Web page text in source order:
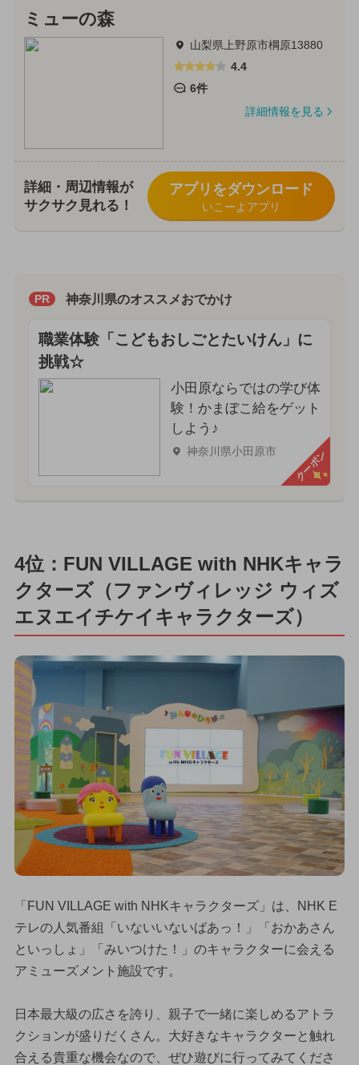
ミューの森
山梨県上野原市棡原13880
4.4
6件
詳細情報を見る
詳細・周辺情報が
サクサク見れる！
アプリをダウンロード
いこーよアプリ
PR 神奈川県のオススメおでかけ
職業体験「こどもおしごとたいけん」に
挑戦☆
小田原ならではの学び体
験！かまぼこ給をゲット
しよう♪
神奈川県小田原市 クーポン
4位：FUN VILLAGE with NHKキャラ
クターズ（ファンヴィレッジ ウィズ
エヌエイチケイキャラクターズ）
「FUN VILLAGE with NHKキャラクターズ」は、NHK E
テレの人気番組「いないいないばあっ！」「おかあさん
といっしょ」「みいつけた！」のキャラクターに会える
アミューズメント施設です。
日本最大級の広さを誇り、親子で一緒に楽しめるアトラ
クションが盛りだくさん。大好きなキャラクターと触れ
合える貴重な機会なので、ぜひ遊びに行ってみてくださ